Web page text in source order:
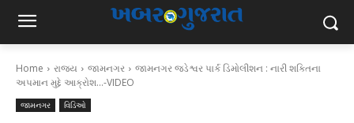
Home રાજ્ય જામનગર
જામનગર જડેશ્વર પાર્ક ડિમોલીશન : નારી શક્તિના
અપમાન મુદ્દે આક્રોશ...-VIDEO
જામનગર વિડિઓ